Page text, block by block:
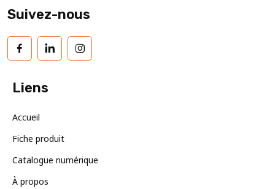
Suivez-nous
FacebookLinkedIn
Liens
Accueil
Fiche produit
Catalogue numérique
À propos